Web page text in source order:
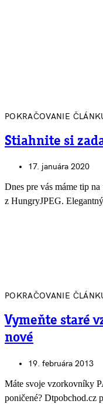
POKRAČOVANIE
Stiahnite si
17. januára 2020
Dnes pre vás máme tip
z HungryJPEG.
POKRAČOVANIE
Vymeňte staré
nové
19. februára 2013
Máte svoje vzorkovníky
poničené? Dtpobchod.cz